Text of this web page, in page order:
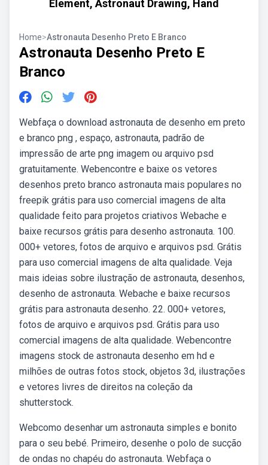
Element, Astronaut Drawing, Hand
Home>Astronauta Desenho Preto E Branco
Astronauta Desenho Preto E
Branco
Webfaça o download astronauta de desenho em preto
e branco png , espaço, astronauta, padrão de
impressão de arte png imagem ou arquivo psd
gratuitamente. Webencontre e baixe os vetores
desenhos preto branco astronauta mais populares no
freepik grátis para uso comercial imagens de alta
qualidade feito para projetos criativos Webache e
baixe recursos grátis para desenho astronauta. 100.
000+ vetores, fotos de arquivo e arquivos psd. Grátis
para uso comercial imagens de alta qualidade. Veja
mais ideias sobre ilustração de astronauta, desenhos,
desenho de astronauta. Webache e baixe recursos
grátis para astronauta desenho. 22. 000+ vetores,
fotos de arquivo e arquivos psd. Grátis para uso
comercial imagens de alta qualidade. Webencontre
imagens stock de astronauta desenho em hd e
milhões de outras fotos stock, objetos 3d, ilustrações
e vetores livres de direitos na coleção da
shutterstock.
Webcomo desenhar um astronauta simples e bonito
para o seu bebé. Primeiro, desenhe o polo de sucção
de ondas no chapéu do astronauta. Webfaça o